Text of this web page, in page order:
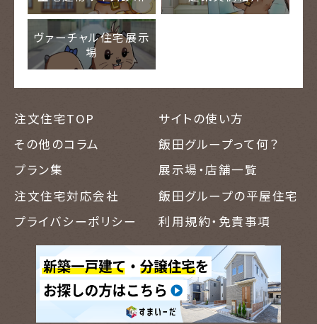
ヴァーチャル住宅展示
場
注文住宅TOP
サイトの使い方
その他のコラム
飯田グループって何？
プラン集
展示場・店舗一覧
注文住宅対応会社
飯田グループの平屋住宅
プライバシーポリシー
利用規約・免責事項